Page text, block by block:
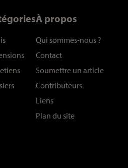
À propos
Qui sommes-nous ?
Contact
Soumettre un article
Contributeurs
Liens
Plan du site